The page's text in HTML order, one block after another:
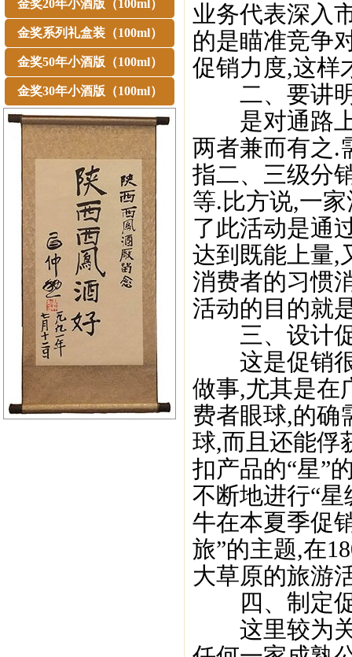
金奖20年小酒版（100ml）
金奖系列礼盒装（100ml）
金奖50年小酒版（100ml）
金奖30年小酒版（100ml）
业务代表深入
的是瞄准竞争
促销力度,这样
二、要讲明
是对通路上
两者兼而有之.
指二、三级分
等.比方说,一
了此活动是通
达到既能上量,
消费者的习惯
活动的目的就
三、设计促
这是促销很
做事,尤其是在
费者眼球,的确
球,而且还能俘
扣产品的“星”
不断地进行“
牛在本夏季促
旅”的主题,在
大草原的旅游
四、制定促
这里较为关